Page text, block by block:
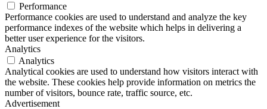
Performance
Performance cookies are used to understand and analyze the key
performance indexes of the website which helps in delivering a
better user experience for the visitors.
Analytics
Analytics
Analytical cookies are used to understand how visitors interact with
the website. These cookies help provide information on metrics the
number of visitors, bounce rate, traffic source, etc.
Advertisement